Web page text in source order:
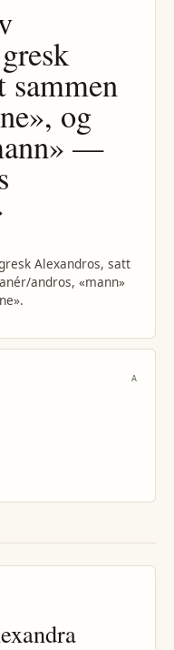
sammen
og
—
Alexandros, satt
andros, «mann»
A